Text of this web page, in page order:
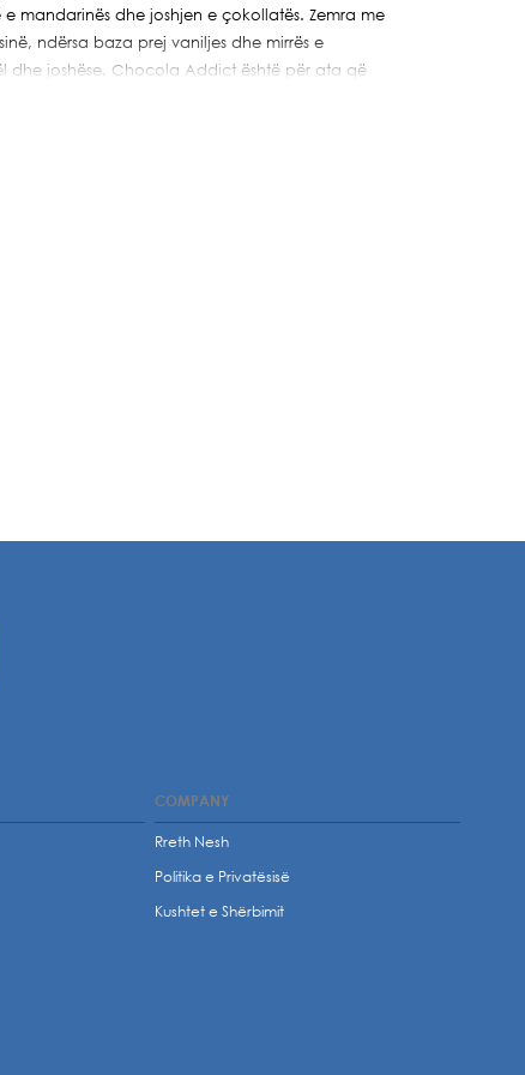
e mandarinës dhe joshjen e çokollatës. Zemra me
ndërsa baza prej vaniljes dhe mirrës e
dhe joshëse. Chocola Addict është për ata që
COMPANY
Rreth Nesh
Politika e Privatësisë
Kushtet e Shërbimit